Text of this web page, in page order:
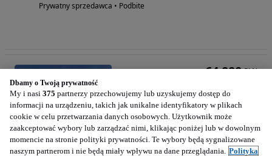
Prywatny sprzedawca • Podbite
64 000 PLN
Dbamy o Twoją prywatność
My i nasi 375 partnerzy przechowujemy lub uzyskujemy dostęp do
informacji na urządzeniu, takich jak unikalne identyfikatory w plikach
cookie w celu przetwarzania danych osobowych. Użytkownik może
zaakceptować wybory lub zarządzać nimi, klikając poniżej lub w dowolnym
momencie na stronie polityki prywatności. Te wybory będą sygnalizowane
naszym partnerom i nie będą miały wpływu na dane przeglądania. Polityka